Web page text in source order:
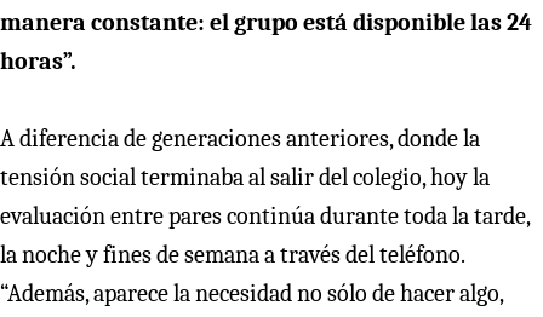
manera constante: el grupo está disponible las 24
horas”.
A diferencia de generaciones anteriores, donde la
tensión social terminaba al salir del colegio, hoy la
evaluación entre pares continúa durante toda la tarde,
la noche y fines de semana a través del teléfono.
“Además, aparece la necesidad no sólo de hacer algo,